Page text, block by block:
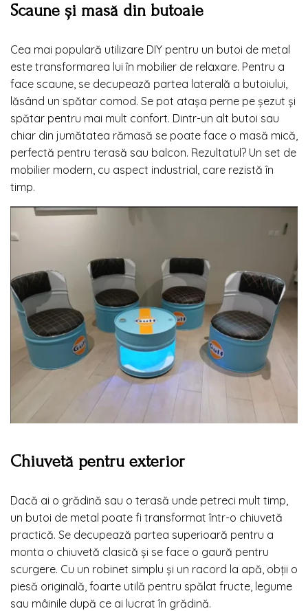
Scaune și masă din butoaie
Cea mai populară utilizare DIY pentru un butoi de metal
este transformarea lui în mobilier de relaxare. Pentru a
face scaune, se decupează partea laterală a butoiului,
lăsând un spătar comod. Se pot atașa perne pe șezut și
spătar pentru mai mult confort. Dintr-un alt butoi sau
chiar din jumătatea rămasă se poate face o masă mică,
perfectă pentru terasă sau balcon. Rezultatul? Un set de
mobilier modern, cu aspect industrial, care rezistă în
timp.
Chiuvetă pentru exterior
Dacă ai o grădină sau o terasă unde petreci mult timp,
un butoi de metal poate fi transformat într-o chiuvetă
practică. Se decupează partea superioară pentru a
monta o chiuvetă clasică și se face o gaură pentru
scurgere. Cu un robinet simplu și un racord la apă, obții o
piesă originală, foarte utilă pentru spălat fructe, legume
sau mâinile după ce ai lucrat în grădină.